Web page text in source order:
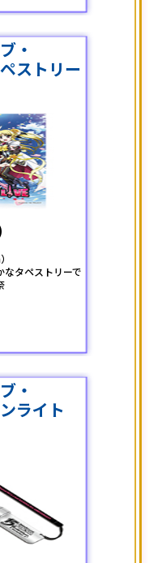
・
ストリー
なタペストリーで
・
ライト